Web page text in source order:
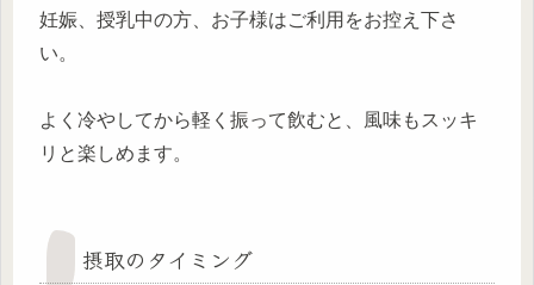
妊娠、授乳中の方、お子様はご利用をお控え下さ
い。
よく冷やしてから軽く振って飲むと、風味もスッキ
リと楽しめます。
摂取のタイミング